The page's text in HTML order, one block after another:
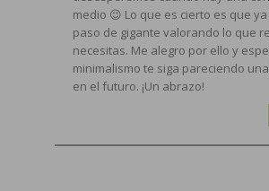
medio 😉 Lo que es cierto es que
paso de gigante valorando lo que
necesitas. Me alegro por ello y
minimalismo te siga pareciendo
en el futuro. ¡Un abrazo!